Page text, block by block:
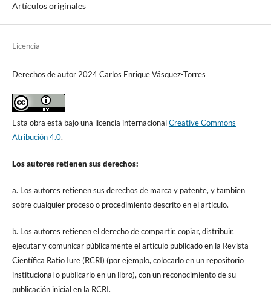
Artículos originales
Licencia
Derechos de autor 2024 Carlos Enrique Vásquez-Torres
Esta obra está bajo una licencia internacionalCreative Commons
Atribución 4.0.
Los autores retienen sus derechos:
a. Los autores retienen sus derechos de marca y patente, y tambien
sobre cualquier proceso o procedimiento descrito en el artículo.
b. Los autores retienen el derecho de compartir, copiar, distribuir,
ejecutar y comunicar públicamente el articulo publicado en la Revista
Científica Ratio Iure (RCRI) (por ejemplo, colocarlo en un repositorio
institucional o publicarlo en un libro), con un reconocimiento de su
publicación inicial en la RCRI.